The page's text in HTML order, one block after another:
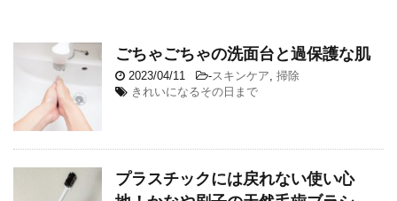
ごちゃごちゃの洗面台と過保護な肌
2023/04/11 -スキンケア 掃除
きれいになるその日まで
プラスチックには戻れない使い心